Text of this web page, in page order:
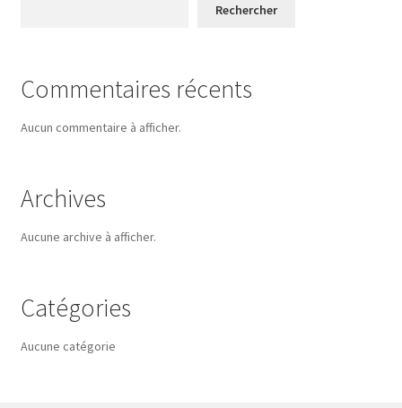
Rechercher
Commentaires récents
Aucun commentaire à afficher.
Archives
Aucune archive à afficher.
Catégories
Aucune catégorie